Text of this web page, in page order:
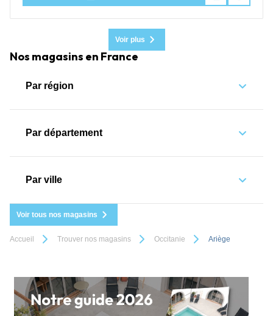
Voir plus
Nos magasins en France
Par région
Par département
Par ville
Voir tous nos magasins
Accueil Trouver nos magasins Occitanie Ariège